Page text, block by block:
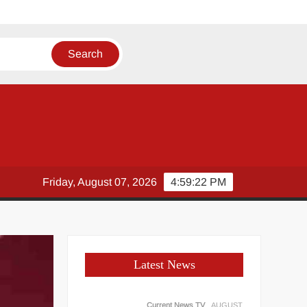
4:59:23 PM
Friday, August 07, 2026
Latest News
Current News TV
AUGUST